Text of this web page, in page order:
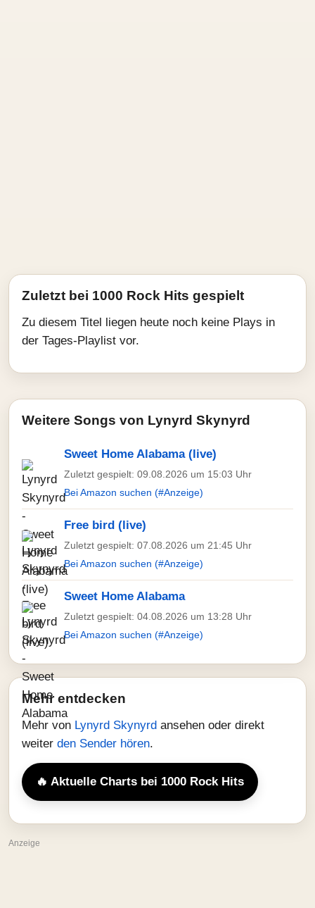
Zuletzt bei 1000 Rock Hits gespielt
Zu diesem Titel liegen heute noch keine Plays in
der Tages-Playlist vor.
Weitere Songs von Lynyrd Skynyrd
Sweet Home Alabama (live)
Zuletzt gespielt: 09.08.2026 um 15:03 Uhr
Bei Amazon suchen (#Anzeige)
Free bird (live)
Zuletzt gespielt: 07.08.2026 um 21:45 Uhr
Bei Amazon suchen (#Anzeige)
Sweet Home Alabama
Zuletzt gespielt: 04.08.2026 um 13:28 Uhr
Bei Amazon suchen (#Anzeige)
Mehr entdecken
Mehr von Lynyrd Skynyrd ansehen oder direkt
weiter den Sender hören.
🔥 Aktuelle Charts bei 1000 Rock Hits
Anzeige